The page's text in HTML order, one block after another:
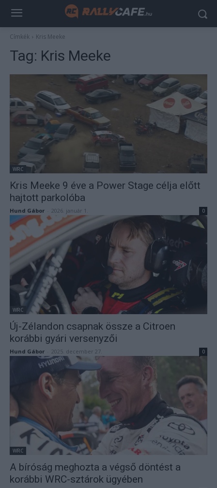
Címkék Kris Meeke
Tag: Kris Meeke
WRC
Kris Meeke 9 éve a Power Stage célja előtt
hajtott parkolóba
Hund Gábor 2026. január 1. 0
WRC
Új-Zélandon csapnak össze a Citroen
korábbi gyári versenyzői
Hund Gábor 2025. december 27. 0
WRC
A bíróság meghozta a végső döntést a
korábbi WRC-sztárok ügyében